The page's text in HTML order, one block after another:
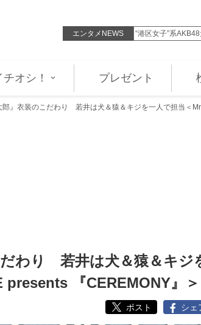
エンタメNEWS
』 ノルマンディ… “港区女子”系
チオシ！ プレゼント
郎』衣装のこだわり 若井は犬＆猿＆キジを一人で担当＜
だわり 若井は犬＆猿＆キジ
『CEREMONY』＞
ポスト シェ